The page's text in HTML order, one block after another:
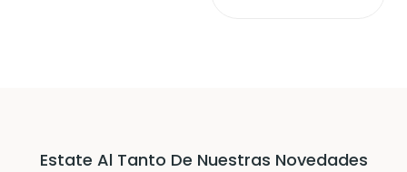
Estate Al Tanto De Nuestras Novedades